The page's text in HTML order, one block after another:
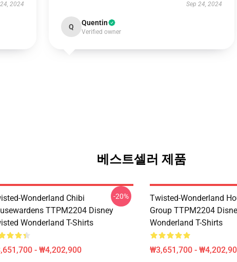
2024 Sep 24, 2024
Q Quentin
Verified owner
베스트셀러 제품
Wonderland Chibi
TTPM2204 Disney
Wonderland T-Shirts
- ₩4,202,900
-20%
Twisted-Wonderland
Group TTPM2204
Wonderland T-Shirts
₩3,651,700 -